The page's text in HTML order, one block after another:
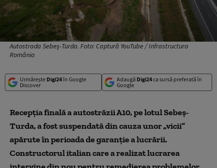
Autostrada Sebeș-Turda. Foto: Captură YouTube / Infrastructura
România
Urmărește Digi24în Google
Discover
Adaugă Digi24ca sursă preferată în
Google
Recepţia finală a autostrăzii A10, pe lotul Sebeş-
Turda, a fost suspendată din cauza unor „vicii”
apărute în perioada de garanţie a lucrării.
Constructorul italian care a realizat lucrarea